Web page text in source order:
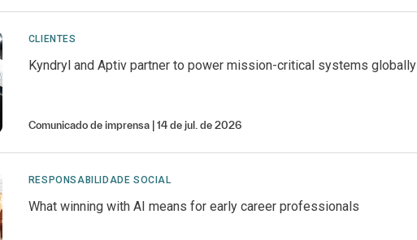
CLIENTES
Kyndryl and Aptiv partner to power mission-critical systems globally
Comunicado de imprensa 14 de jul. de 2026
RESPONSABILIDADE SOCIAL
What winning with AI means for early career professionals